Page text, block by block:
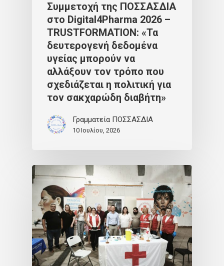
Συμμετοχή της ΠΟΣΣΑΣΔΙΑ
στο Digital4Pharma 2026 –
TRUSTFORMATION: «Τα
δευτερογενή δεδομένα
υγείας μπορούν να
αλλάξουν τον τρόπο που
σχεδιάζεται η πολιτική για
τον σακχαρώδη διαβήτη»
Γραμματεία ΠΟΣΣΑΣΔΙΑ
10 Ιουλίου, 2026